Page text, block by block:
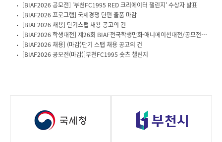
[BIAF2026 공모전] '부천FC1995 RED 크리에이터 챌린지' 수상자 발표
[BIAF2026 프로그램] 국제경쟁 단편 출품 마감
[BIAF2026 채용] 단기스탭 채용 공고의 건
[BIAF2026 학생대전] 제26회 BIAF전국학생만화·애니메이션대전/공모전 작품반환안내
[BIAF2026 채용] (마감)단기 스탭 채용 공고의 건
[BIAF2026 공모전(마감)]부천FC1995 숏츠 챌린지